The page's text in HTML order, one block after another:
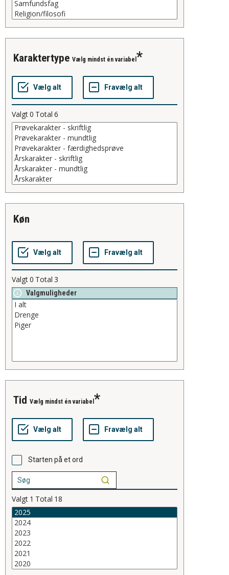
karaktertype Vælg mindst én variabel
Valgt0 Total 6
køn
Valgt0 Total 3
Valgmuligheder
tid Vælg mindst én variabel
Starten på et ord
Valgt 1 Total 18